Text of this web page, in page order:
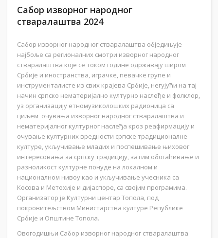
Сабор изворног народног
стваралаштва 2024
Сабор изворног народног стваралаштва обједињује
најбоље са регионалних смотри изворног народног
стваралаштва које се током године одржавају широм
Србије и иностранства, играчке, певачке групе и
инструменталисте из свих крајева Србије, негујући на тај
начин српско нематеријално културно наслеђе и фолклор,
уз организацију етномузиколошких радионица са
циљем очувања изворног народног стваралаштва и
нематеријалног културног наслеђа кроз реафирмацију и
очување културних вредности српске традиционалне
културе, укључивање младих и поспешивање њиховог
интересовања за српску традицију, затим обогаћивање и
разноликост културне понуде на локалном и
националном нивоу као и укључивање учесника са
Косова и Метохије и дијаспоре, са својим програмима.
Организатор је Културни центар Топола, под
покровитељством Министарства културе Републике
Србије и Општине Топола.
Овогодишњи Сабор изворног народног стваралаштва